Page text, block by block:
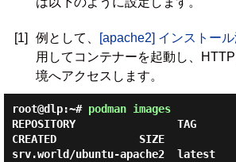
[1] 例として、 [apache2] インストー
用してコンテナーを起動し、
境へアクセスします。
root@dlp:~# podman images
REPOSITORY                TAG
CREATED             SIZE
srv.world/ubuntu-apache2  latest